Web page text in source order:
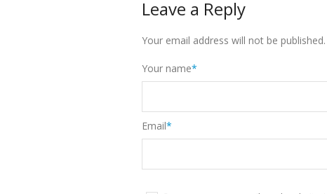
Leave a Reply
Your email address will not be published.
Your name*
Email*